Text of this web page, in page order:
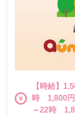
【時給】
時 1,800
～22時